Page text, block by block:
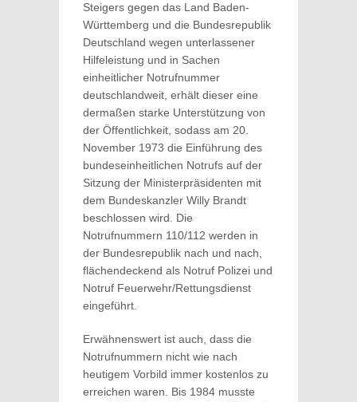
Steigers gegen das Land Baden-
Württemberg und die Bundesrepublik
Deutschland wegen unterlassener
Hilfeleistung und in Sachen
einheitlicher Notrufnummer
deutschlandweit, erhält dieser eine
dermaßen starke Unterstützung von
der Öffentlichkeit, sodass am 20.
November 1973 die Einführung des
bundeseinheitlichen Notrufs auf der
Sitzung der Ministerpräsidenten mit
dem Bundeskanzler Willy Brandt
beschlossen wird. Die
Notrufnummern 110/112 werden in
der Bundesrepublik nach und nach,
flächendeckend als Notruf Polizei und
Notruf Feuerwehr/Rettungsdienst
eingeführt.
Erwähnenswert ist auch, dass die
Notrufnummern nicht wie nach
heutigem Vorbild immer kostenlos zu
erreichen waren. Bis 1984 musste